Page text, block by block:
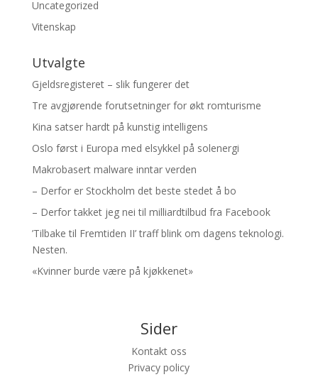
Uncategorized
Vitenskap
Utvalgte
Gjeldsregisteret – slik fungerer det
Tre avgjørende forutsetninger for økt romturisme
Kina satser hardt på kunstig intelligens
Oslo først i Europa med elsykkel på solenergi
Makrobasert malware inntar verden
– Derfor er Stockholm det beste stedet å bo
– Derfor takket jeg nei til milliardtilbud fra Facebook
’Tilbake til Fremtiden II’ traff blink om dagens teknologi.
Nesten.
«Kvinner burde være på kjøkkenet»
Sider
Kontakt oss
Privacy policy